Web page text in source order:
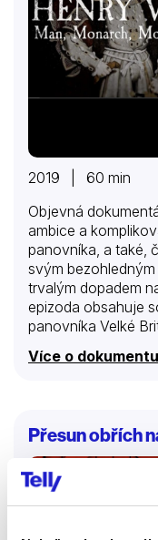
2019 | 60 min
Objevná
ambice a
panovníka, a také,
svým
trvalým dopadem
epizoda obsahuje
panovníka Velké
krále, jenž bude
Tento krok však
se obklopuje jen
odváží mu
Více o dokumentu
Přesun obřích